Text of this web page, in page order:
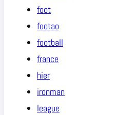
foot
footao
football
france
hier
ironman
league